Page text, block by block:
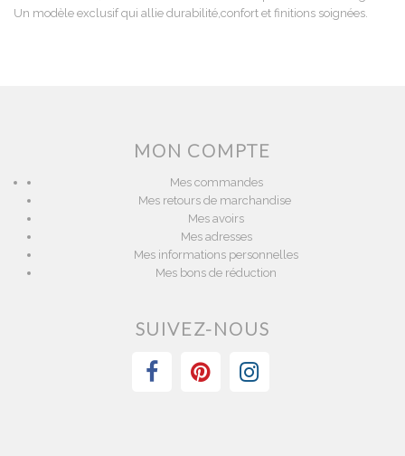
Un modèle exclusif qui allie durabilité,confort et finitions soignées.
MON COMPTE
Mes commandes
Mes retours de marchandise
Mes avoirs
Mes adresses
Mes informations personnelles
Mes bons de réduction
SUIVEZ-NOUS